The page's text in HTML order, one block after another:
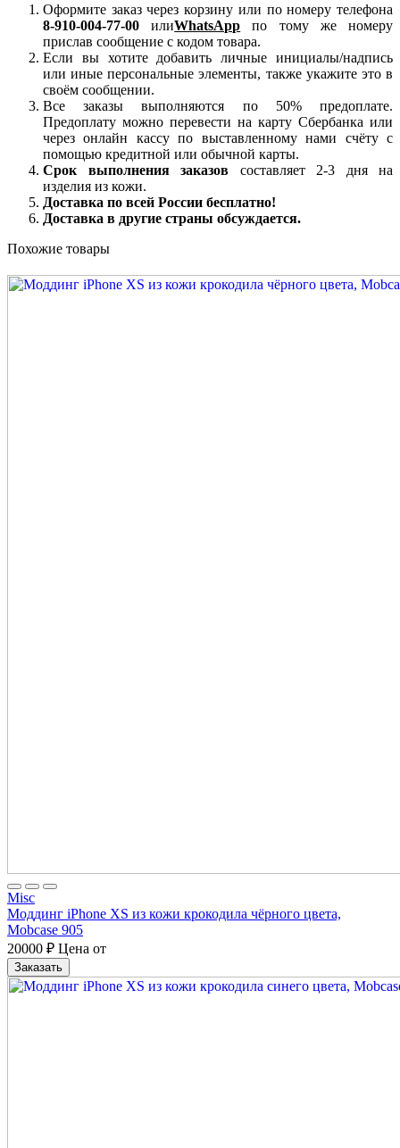
Оформите заказ через корзину или по номеру телефона
8-910-004-77-00илиWhatsApp по тому же номеру
прислав сообщение с кодом товара.
Если вы хотите добавить личные инициалы/надпись
или иные персональные элементы, также укажите это в
своём сообщении.
Все заказы выполняются по 50% предоплате.
Предоплату можно перевести на карту Сбербанка или
через онлайн кассу по выставленному нами счёту с
помощью кредитной или обычной карты.
Срок выполнения заказов составляет 2-3 дня на
изделия из кожи.
Доставка по всей России бесплатно!
Доставка в другие страны обсуждается.
Похожие товары
Misc
Моддинг iPhone XS из кожи крокодила чёрного цвета,
Mobcase 905
20000 ₽ Цена от
Заказать